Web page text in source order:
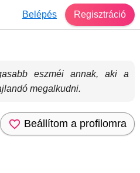
Belépés Regisztráció
eszméi annak, aki a
megalkudni.
Beállítom a profilomra